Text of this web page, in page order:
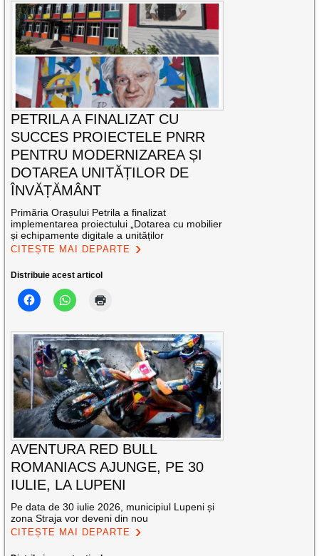
PETRILA A FINALIZAT CU
SUCCES PROIECTELE PNRR
PENTRU MODERNIZAREA ȘI
DOTAREA UNITĂȚILOR DE
ÎNVĂȚĂMÂNT
Primăria Orașului Petrila a finalizat
implementarea proiectului „Dotarea cu mobilier
și echipamente digitale a unităților
CITEȘTE MAI DEPARTE
Distribuie acest articol
AVENTURA RED BULL
ROMANIACS AJUNGE, PE 30
IULIE, LA LUPENI
Pe data de 30 iulie 2026, municipiul Lupeni și
zona Straja vor deveni din nou
CITEȘTE MAI DEPARTE